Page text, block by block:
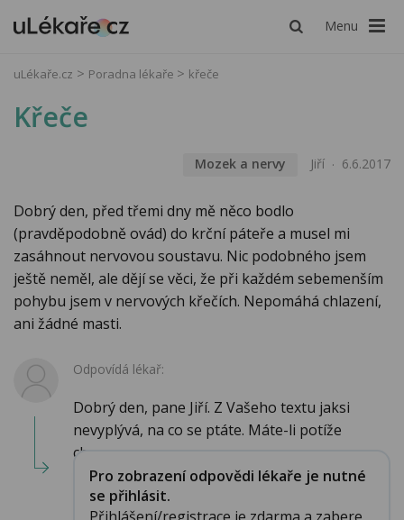
Menu
uLékaře.cz Poradna lékaře křeče
Křeče
Mozek a nervy Jiří 6.6.2017
Dobrý den, před třemi dny mě něco bodlo
(pravděpodobně ovád) do krční páteře a musel mi
zasáhnout nervovou soustavu. Nic podobného jsem
ještě neměl, ale dějí se věci, že při každém sebemenším
pohybu jsem v nervových křečích. Nepomáhá chlazení,
ani žádné masti.
Odpovídá lékař:
Dobrý den, pane Jiří. Z Vašeho textu jaksi
nevyplývá, na co se ptáte. Máte-li potíže
chara...
Pro zobrazení odpovědi lékaře je nutné
se přihlásit.